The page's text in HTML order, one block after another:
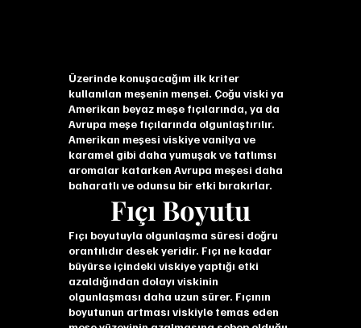
Üzerinde konuşacağım ilk kriter
kullanılan meşenin menşei. Çoğu viski ya
Amerikan beyaz meşe fıçılarında, ya da
Avrupa meşe fıçılarında olgunlaştırılır.
Amerikan meşesi viskiye vanilya ve
karamel gibi daha yumuşak ve tatlımsı
aromalar katarken Avrupa meşesi daha
baharatlı ve odunsu bir etki bırakırlar.
Fıçı Boyutu
Fıçı boyutuyla olgunlaşma süresi doğru
orantılıdır desek yeridir. Fıçı ne kadar
büyürse içindeki viskiye yaptığı etki
azaldığından dolayı viskinin
olgunlaşması daha uzun sürer. Fıçının
boyutunun artması viskiyle temas eden